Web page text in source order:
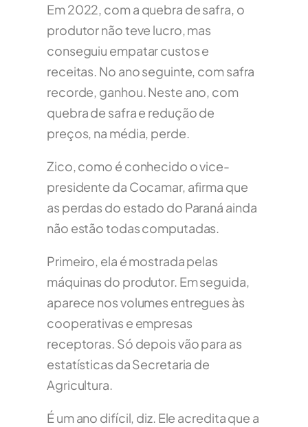
Em 2022, com a quebra de safra, o
produtor não teve lucro, mas
conseguiu empatar custos e
receitas. No ano seguinte, com safra
recorde, ganhou. Neste ano, com
quebra de safra e redução de
preços, na média, perde.
Zico, como é conhecido o vice-
presidente da Cocamar, afirma que
as perdas do estado do Paraná ainda
não estão todas computadas.
Primeiro, ela é mostrada pelas
máquinas do produtor. Em seguida,
aparece nos volumes entregues às
cooperativas e empresas
receptoras. Só depois vão para as
estatísticas da Secretaria de
Agricultura.
É um ano difícil, diz. Ele acredita que a